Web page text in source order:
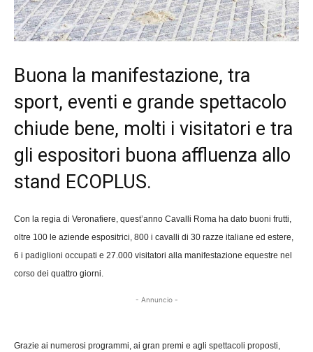
Buona la manifestazione, tra
sport, eventi e grande spettacolo
chiude bene, molti i visitatori e tra
gli espositori buona affluenza allo
stand ECOPLUS.
Con la regia di Veronafiere, quest’anno Cavalli Roma ha dato buoni frutti,
oltre 100 le aziende espositrici, 800 i cavalli di 30 razze italiane ed estere,
6 i padiglioni occupati e 27.000 visitatori alla manifestazione equestre nel
corso dei quattro giorni.
- Annuncio -
Grazie ai numerosi programmi, ai gran premi e agli spettacoli proposti,